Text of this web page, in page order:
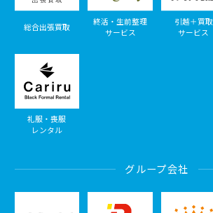
総合出張買取
終活・生前整理
サービス
引越＋買取
サービス
礼服・喪服
レンタル
グループ会社